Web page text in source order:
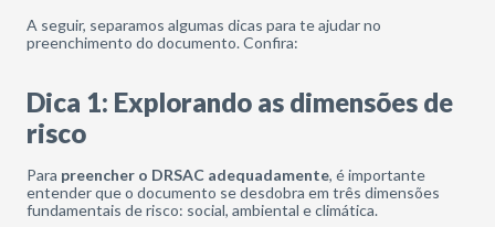
A seguir, separamos algumas dicas para te ajudar no
preenchimento do documento. Confira:
Dica 1: Explorando as dimensões de
risco
Para preencher o DRSAC adequadamente, é importante
entender que o documento se desdobra em três dimensões
fundamentais de risco: social, ambiental e climática.